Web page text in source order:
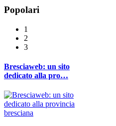
Popolari
1
2
3
Bresciaweb: un sito
dedicato alla pro…